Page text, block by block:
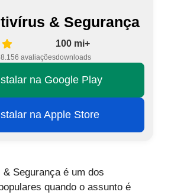
& Segurança
avaliações
100 mi+
downloads
na Google Play
na Apple Store
Segurança é um dos
quando o assunto é